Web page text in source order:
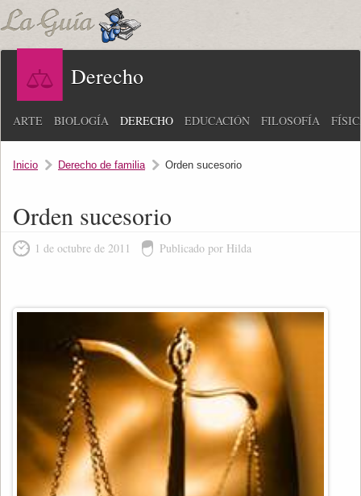
Derecho
ARTE BIOLOGÍA DERECHO EDUCACIÓN FILOSOFÍA
Inicio Derecho de familia Orden sucesorio
Orden sucesorio
1 de octubre de 2011 Publicado por Hilda